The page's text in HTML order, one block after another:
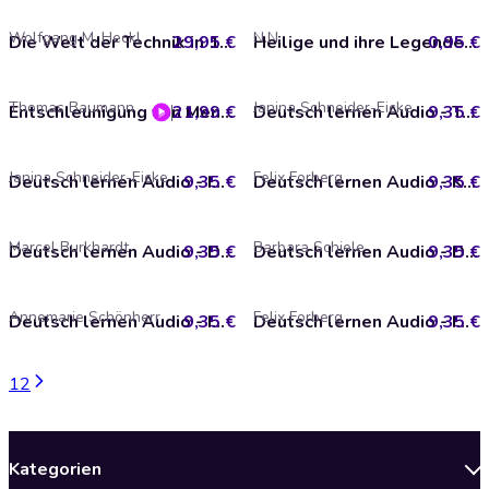
Die Welt der Technik in 100 Objekten
Wolfgang M. Heckl 29,95 € Heilige und ihre Legenden: Juni
N.N. 0,95 €
Entschleunigung von Mensch und Hund
Thomas Baumann 21,99 € Deutsch lernen Audio - Telefonieren
Janina Schneider-Eicke 9,35 €
Deutsch lernen Audio - Im Büro
Janina Schneider-Eicke 9,35 € Deutsch lernen Audio - Kochen Sie gerne?
Felix Forberg 9,35 €
Deutsch lernen Audio - Deutsch für die Reise, Teil 2
Marcel Burkhardt 9,35 € Deutsch lernen Audio - Diskutieren
Barbara Schiele 9,35 €
Deutsch lernen Audio - Im Restaurant
Annemarie Schönherr 9,35 € Deutsch lernen Audio - Im Winter
Felix Forberg 9,35 €
12
Kategorien